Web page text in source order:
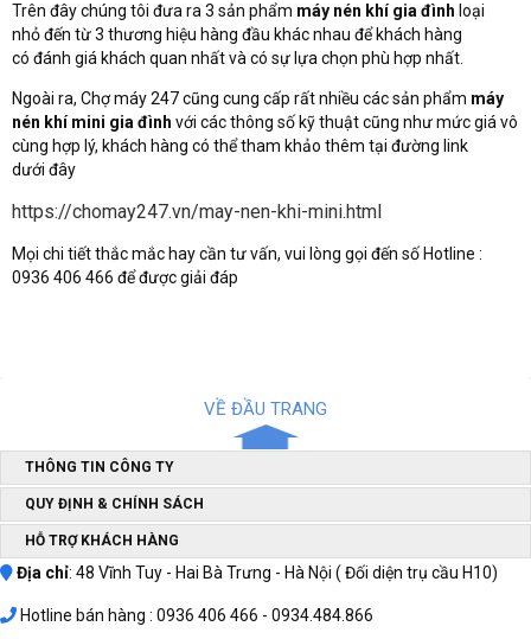
Trên đây chúng tôi đưa ra 3 sản phẩm máy nén khí gia đình loại
nhỏ đến từ 3 thương hiệu hàng đầu khác nhau để khách hàng
có đánh giá khách quan nhất và có sự lựa chọn phù hợp nhất.
Ngoài ra, Chợ máy 247 cũng cung cấp rất nhiều các sản phẩm máy
nén khí mini gia đình với các thông số kỹ thuật cũng như mức giá vô
cùng hợp lý, khách hàng có thể tham khảo thêm tại đường link
dưới đây
https://chomay247.vn/may-nen-khi-mini.html
Mọi chi tiết thắc mắc hay cần tư vấn, vui lòng gọi đến số Hotline :
0936 406 466 để được giải đáp
VỀ ĐẦU TRANG
THÔNG TIN CÔNG TY
QUY ĐỊNH & CHÍNH SÁCH
HỖ TRỢ KHÁCH HÀNG
Địa chỉ: 48 Vĩnh Tuy - Hai Bà Trưng - Hà Nội ( Đối diện trụ cầu H10)
Hotline bán hàng : 0936 406 466 - 0934.484.866